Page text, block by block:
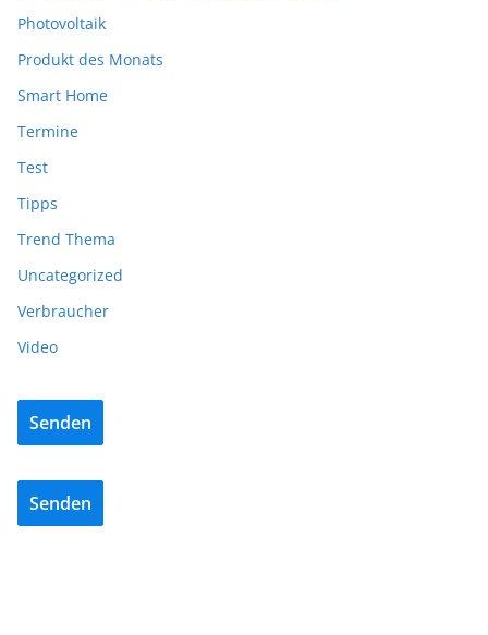
Photovoltaik
Produkt des Monats
Smart Home
Termine
Test
Tipps
Trend Thema
Uncategorized
Verbraucher
Video
Senden
Senden